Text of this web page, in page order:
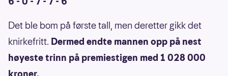
Det ble bom på første tall, men deretter gikk det
knirkefritt. Dermed endte mannen opp på nest
høyeste trinn på premiestigen med 1 028 000